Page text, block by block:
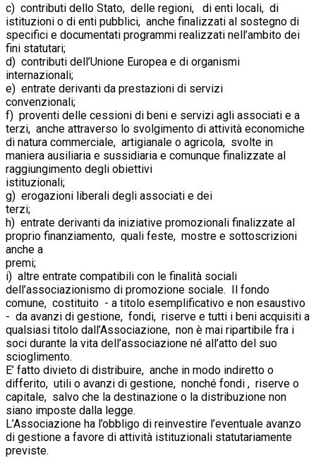
c) contributi dello Stato, delle regioni, di enti locali, di
istituzioni o di enti pubblici, anche finalizzati al sostegno di
specifici e documentati programmi realizzati nell’ambito dei
fini statutari;
d) contributi dell’Unione Europea e di organismi
internazionali;
e) entrate derivanti da prestazioni di servizi
f) proventi delle cessioni di beni e servizi agli associati e a
terzi, anche attraverso lo svolgimento di attività economiche
di natura commerciale, artigianale o agricola, svolte in
maniera ausiliaria e sussidiaria e comunque finalizzate al
raggiungimento degli obiettivi
istituzionali;
g) erogazioni liberali degli associati e dei
h) entrate derivanti da iniziative promozionali finalizzate al
proprio finanziamento, quali feste, mostre e sottoscrizioni
anche a
i) altre entrate compatibili con le finalità sociali
dell’associazionismo di promozione sociale. Il fondo
comune, costituito - a titolo esemplificativo e non esaustivo
- da avanzi di gestione, fondi, riserve e tutti i beni acquisiti a
qualsiasi titolo dall’Associazione, non è mai ripartibile fra i
soci durante la vita dell’associazione né all’atto del suo
E’ fatto divieto di distribuire, anche in modo indiretto o
differito, utili o avanzi di gestione, nonché fondi , riserve o
capitale, salvo che la destinazione o la distribuzione non
siano imposte dalla legge.
L’Associazione ha l’obbligo di reinvestire l’eventuale avanzo
di gestione a favore di attività istituzionali statutariamente
previste.